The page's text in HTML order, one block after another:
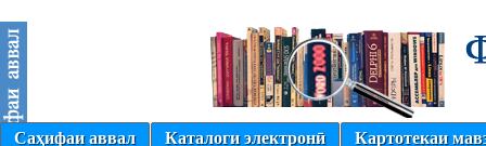
Саҳифаи аввал Каталоги электронӣ
Картотекаи